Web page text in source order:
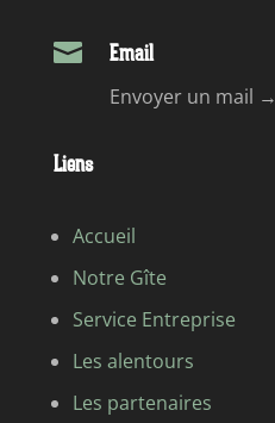
 Email
Envoyer un mail →
Liens
Accueil
Notre Gîte
Service Entreprise
Les alentours
Les partenaires